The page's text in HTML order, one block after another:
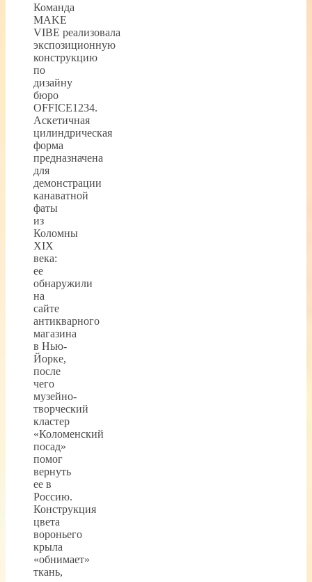
Команда
MAKE
VIBE реализовала
экспозиционную
конструкцию
по
дизайну
бюро
OFFICE1234.
Аскетичная
цилиндрическая
форма
предназначена
для
демонстрации
канаватной
фаты
из
Коломны
XIX
века:
ее
обнаружили
на
сайте
антикварного
магазина
в Нью-
Йорке,
после
чего
музейно-
творческий
кластер
«Коломенский
посад»
помог
вернуть
ее в
Россию.
Конструкция
цвета
вороньего
крыла
«обнимает»
ткань,